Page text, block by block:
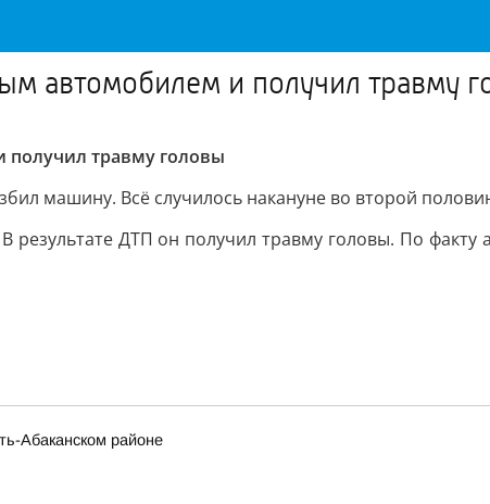
автомобилем и получил травму
получил травму головы
машину. Всё случилось накануне во второй
ДТП он получил травму головы. По факту
Абаканском районе